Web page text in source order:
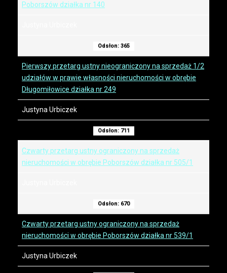
Poborszów działka nr 140
Odsłon: 365
Pierwszy przetarg ustny nieograniczony na sprzedaż 1/2
udziałów w prawie własności nieruchomości w obrębie
Długomiłowice działka nr 249
Justyna Urbiczek
Odsłon: 711
Czwarty przetarg ustny ograniczony na sprzedaż
nieruchomości w obrębie Poborszów działka nr 505/1
Odsłon: 670
Czwarty przetarg ustny ograniczony na sprzedaż
nieruchomości w obrębie Poborszów działka nr 539/1
Justyna Urbiczek